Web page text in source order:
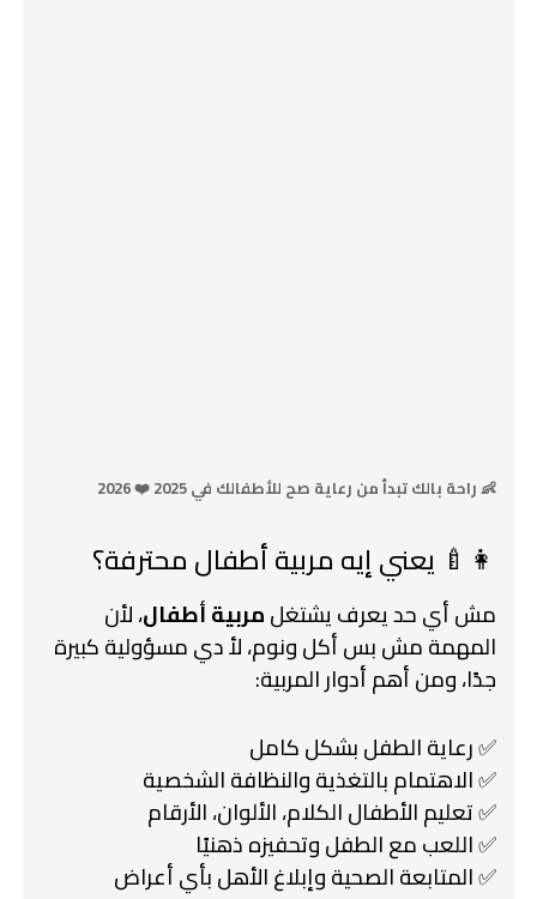
👶 راحة بالك تبدأ من رعاية صح للأطفالك في 2025 ❤️ 2026
👩‍🍼 يعني إيه مربية أطفال محترفة؟
مش أي حد يعرف يشتغلمربية أطفال، لأن
المهمة مش بس أكل ونوم، لأ دي مسؤولية كبيرة
جدًا، ومن أهم أدوار المربية:
✅ رعاية الطفل بشكل كامل
✅ الاهتمام بالتغذية والنظافة الشخصية
✅ تعليم الأطفال الكلام، الألوان، الأرقام
✅ اللعب مع الطفل وتحفيزه ذهنيًا
✅ المتابعة الصحية وإبلاغ الأهل بأي أعراض